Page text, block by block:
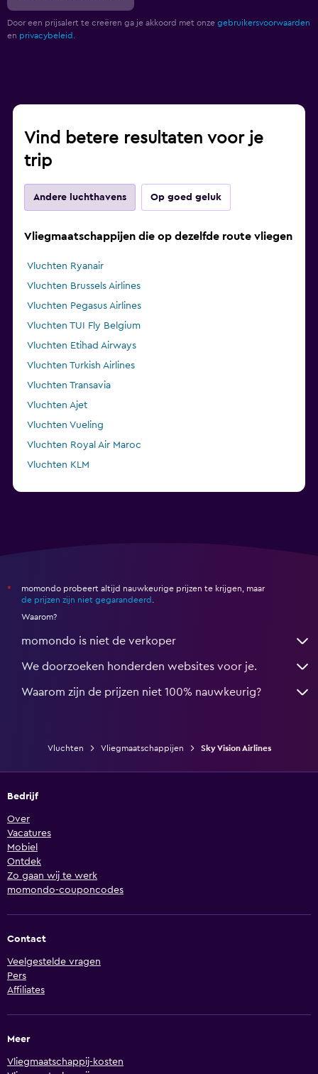
Door een prijsalert te creëren ga je akkoord met onze gebruikersvoorwaarden
en privacybeleid.
Vind betere resultaten voor je
trip
Andere luchthavens Op goed geluk
Vliegmaatschappijen die op dezelfde route vliegen
Vluchten Ryanair
Vluchten Brussels Airlines
Vluchten Pegasus Airlines
Vluchten TUI Fly Belgium
Vluchten Etihad Airways
Vluchten Turkish Airlines
Vluchten Transavia
Vluchten Ajet
Vluchten Vueling
Vluchten Royal Air Maroc
Vluchten KLM
*
momondo probeert altijd nauwkeurige prijzen te krijgen, maar
de prijzen zijn niet gegarandeerd
Waarom?
momondo is niet de verkoper
We doorzoeken honderden websites voor je.
Waarom zijn de prijzen niet 100% nauwkeurig?
Vluchten Vliegmaatschappijen Sky Vision Airlines
Bedrijf
Over
Vacatures
Mobiel
Ontdek
Zo gaan wij te werk
momondo-couponcodes
Contact
Veelgestelde vragen
Pers
Affiliates
Meer
Vliegmaatschappij-kosten